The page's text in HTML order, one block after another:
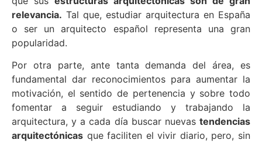
relevancia. Tal que, estudiar arquitectura en España
o ser un arquitecto español representa una gran
popularidad.
Por otra parte, ante tanta demanda del área, es
fundamental dar reconocimientos para aumentar la
motivación, el sentido de pertenencia y sobre todo
fomentar a seguir estudiando y trabajando la
arquitectura, y a cada día buscar nuevas tendencias
arquitectónicas que faciliten el vivir diario, pero, sin